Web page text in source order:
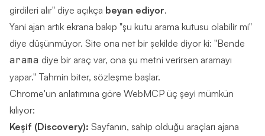
girdileri alır" diye açıkça beyan ediyor.
Yani ajan artık ekrana bakıp "şu kutu arama kutusu olabilir mi"
diye düşünmüyor. Site ona net bir şekilde diyor ki: "Bende
arama diye bir araç var, ona şu metni verirsen aramayı
yapar." Tahmin biter, sözleşme başlar.
Chrome'un anlatımına göre WebMCP üç şeyi mümkün
kılıyor:
Keşif (Discovery): Sayfanın, sahip olduğu araçları ajana